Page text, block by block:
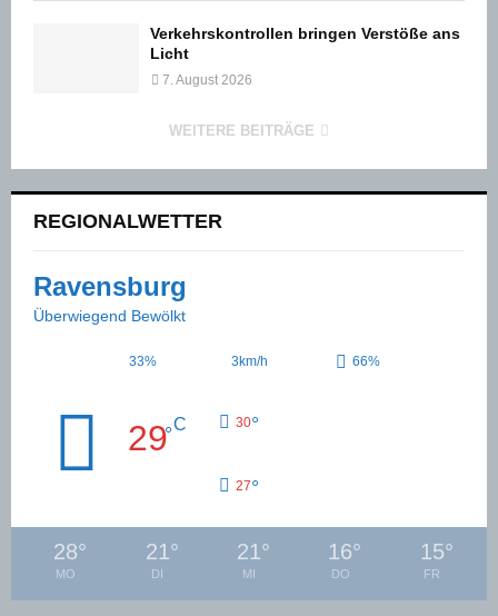
Verkehrskontrollen bringen Verstöße ans
Licht
7. August 2026
WEITERE BEITRÄGE
REGIONALWETTER
Ravensburg
Überwiegend Bewölkt
33% 3km/h 66%
29°C 30°
27°
28°
MO
21°
DI
21°
MI
16°
DO
15°
FR